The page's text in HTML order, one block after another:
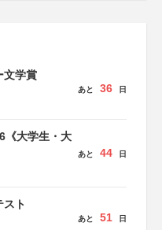
文学賞
あと 36 日
《大学生・大
あと 44 日
スト
あと 51 日